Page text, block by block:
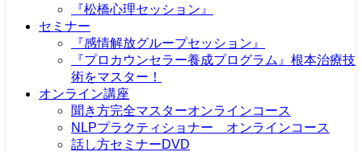
『松橋心理セッション』
セミナー
『感情解放グループセッション』
『プロカウンセラー養成プログラム』根本治療技
術をマスター！
オンライン講座
聞き方完全マスターオンラインコース
NLPプラクティショナー オンラインコース
話し方セミナーDVD